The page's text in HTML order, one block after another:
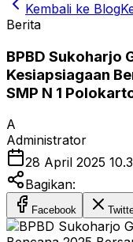
Kembali ke Blog
Berita
BPBD Sukoharjo
Kesiapsiagaan
SMP N 1
A
Administrator
28 April 2025
Bagikan:
Facebook